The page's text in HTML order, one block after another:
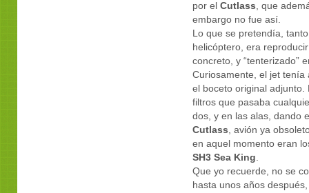
por el Cutlass, que
embargo no fue así.
Lo que se pretendía,
helicóptero, era
concreto, y “tenterizado”
Curiosamente, el jet tenía
el boceto original adjunto.
filtros que pasaba
dos, y en las alas, dando
Cutlass, avión ya
en aquel momento eran
SH3 Sea King.
Que yo recuerde, no se
hasta unos años